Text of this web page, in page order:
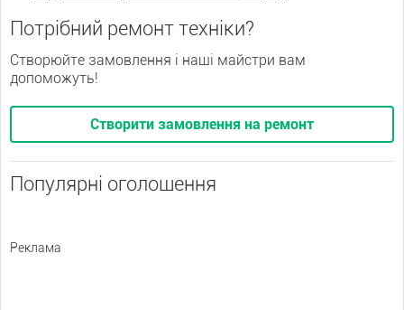
Потрібний ремонт техніки?
Створюйте замовлення і наші майстри вам
допоможуть!
Створити замовлення на ремонт
Популярні оголошення
Реклама